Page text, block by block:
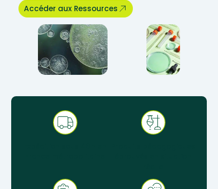
Accéder aux Ressources